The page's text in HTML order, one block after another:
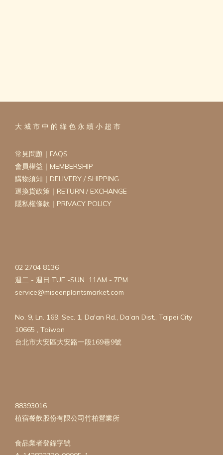
大 城 市 中 的 綠 色 永 續 小 超 市
常見問題｜FAQS
會員權益｜MEMBERSHIP
購物須知｜DELIVERY / SHIPPING
退換貨政策｜RETURN / EXCHANGE
隱私權條款｜PRIVACY POLICY
02 2704 8136
週二 - 週日 TUE -SUN 11AM - 7PM
service@miseenplantsmarket.com
No. 9, Ln. 169, Sec. 1, Da'an Rd., Da’an Dist., Taipei City
10665 , Taiwan
台北市大安區大安路一段169巷9號
88393016
植宿餐飲股份有限公司竹柏營業所
食品業者登錄字號